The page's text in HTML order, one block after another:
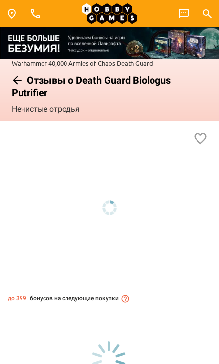
Warhammer 40,000Armies of Chaos Death Guard
Отзывы о Death Guard Biologus
Putrifier
Нечистые отродья
до 399 бонусов на следующие покупки